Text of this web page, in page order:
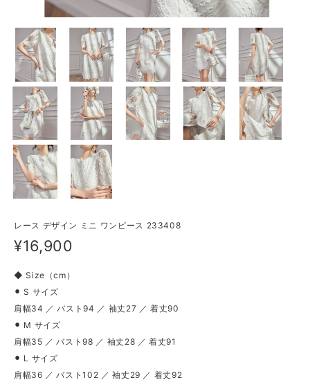
レース デザイン ミニ ワンピース 233408
¥16,900
◆ Size（cm）
⚫︎ S サイズ
肩幅34 ／ バスト94 ／ 袖丈27 ／ 着丈90
⚫︎ M サイズ
肩幅35 ／ バスト98 ／ 袖丈28 ／ 着丈91
⚫︎ L サイズ
肩幅36 ／ バスト102 ／ 袖丈29 ／ 着丈92